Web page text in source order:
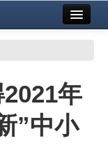
年
”中小